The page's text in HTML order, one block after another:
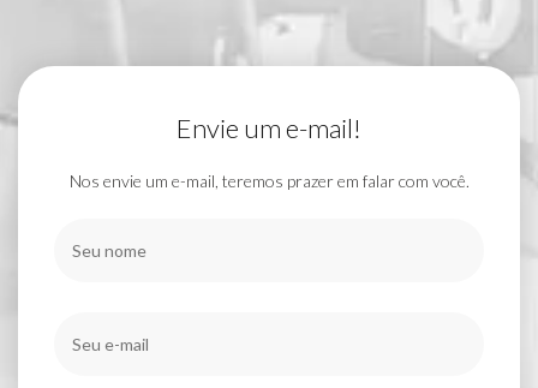
Envie um e-mail!
Nos envie um e-mail, teremos prazer em falar com você.